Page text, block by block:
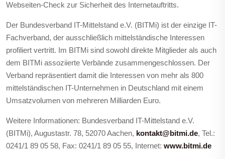
Webseiten-Check zur Sicherheit des Internetauftritts.
Der Bundesverband IT-Mittelstand e.V. (BITMi) ist der einzige IT-
Fachverband, der ausschließlich mittelständische Interessen
profiliert vertritt. Im BITMi sind sowohl direkte Mitglieder als auch
dem BITMi assoziierte Verbände zusammengeschlossen. Der
Verband repräsentiert damit die Interessen von mehr als 800
mittelständischen IT-Unternehmen in Deutschland mit einem
Umsatzvolumen von mehreren Milliarden Euro.
Weitere Informationen: Bundesverband IT-Mittelstand e.V.
(BITMi), Augustastr. 78, 52070 Aachen, kontakt@bitmi.de, Tel.:
0241/1 89 05 58, Fax: 0241/1 89 05 55, Internet: www.bitmi.de